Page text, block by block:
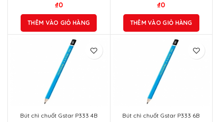
₫0
THÊM VÀO GIỎ HÀNG
₫0
THÊM VÀO GIỎ HÀNG
Bút chì chuốt Gstar P333 4B Bút chì chuốt Gstar P333 6B